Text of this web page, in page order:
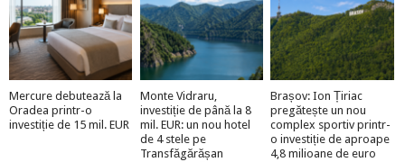
Mercure debutează la
Oradea printr-o
investiție de 15 mil. EUR
Monte Vidraru,
investiție de până la 8
mil. EUR: un nou hotel
de 4 stele pe
Transfăgărășan
Brașov: Ion Țiriac
pregătește un nou
complex sportiv printr-
o investiție de aproape
4,8 milioane de euro